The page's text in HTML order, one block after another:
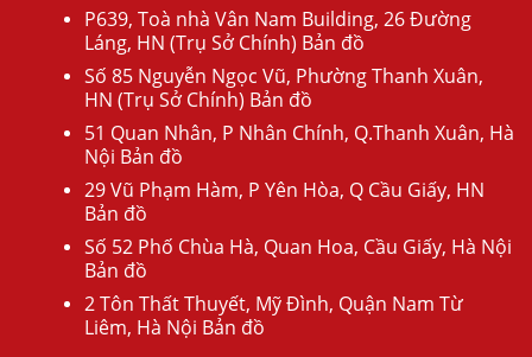
P639, Toà nhà Vân Nam Building, 26 Đường
Láng, HN (Trụ Sở Chính) Bản đồ
Số 85 Nguyễn Ngọc Vũ, Phường Thanh Xuân,
HN (Trụ Sở Chính) Bản đồ
51 Quan Nhân, P Nhân Chính, Q.Thanh Xuân, Hà
Nội Bản đồ
29 Vũ Phạm Hàm, P Yên Hòa, Q Cầu Giấy, HN
Bản đồ
Số 52 Phố Chùa Hà, Quan Hoa, Cầu Giấy, Hà Nội
Bản đồ
2 Tôn Thất Thuyết, Mỹ Đình, Quận Nam Từ
Liêm, Hà Nội Bản đồ